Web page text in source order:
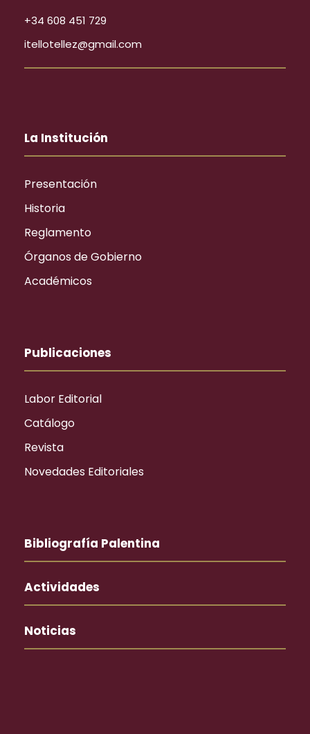
+34 608 451 729
itellotellez@gmail.com
La Institución
Presentación
Historia
Reglamento
Órganos de Gobierno
Académicos
Publicaciones
Labor Editorial
Catálogo
Revista
Novedades Editoriales
Bibliografía Palentina
Actividades
Noticias